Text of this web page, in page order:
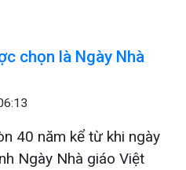
chọn là Ngày Nhà
40 năm kể từ khi ngày
Ngày Nhà giáo Việt